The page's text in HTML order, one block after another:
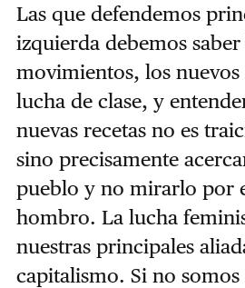
Las que defendemos
izquierda debemos saber
movimientos, los nuevos
lucha de clase, y
nuevas recetas no es
sino precisamente
pueblo y no mirarlo por
hombro. La lucha
nuestras principales
capitalismo. Si no somos